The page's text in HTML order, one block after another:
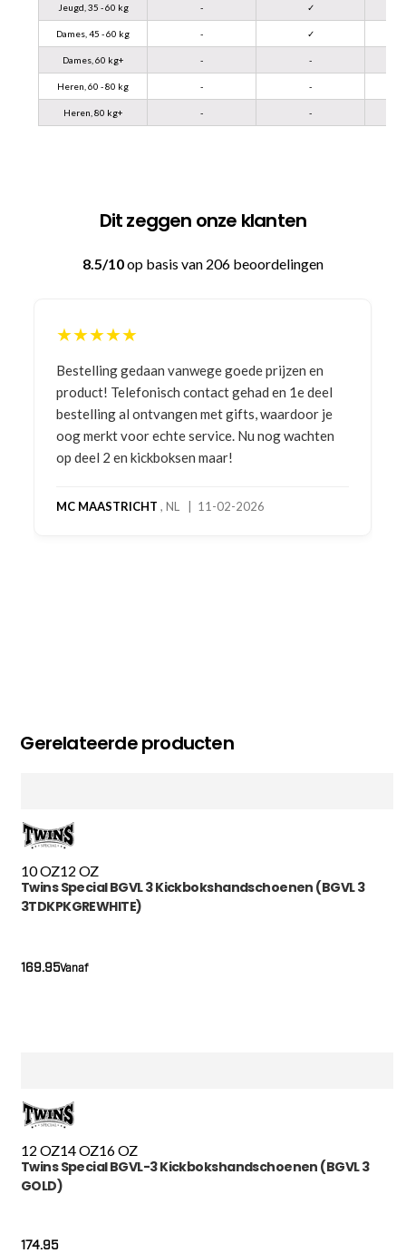
Jeugd, 35 - 60 kg - ✓
Dames, 45 - 60 kg - ✓
Dames, 60 kg+ - -
Heren, 60 - 80 kg - -
Heren, 80 kg+ - -
Dit zeggen onze klanten
8.5/10op basis van 206 beoordelingen
★★★★★
Bestelling gedaan vanwege goede prijzen en
product! Telefonisch contact gehad en 1e deel
bestelling al ontvangen met gifts, waardoor je
oog merkt voor echte service. Nu nog wachten
op deel 2 en kickboksen maar!
MC MAASTRICHT , NL | 11-02-2026
Gerelateerde producten
10 OZ12 OZ
Twins Special BGVL 3 Kickbokshandschoenen (BGVL 3
3TDKPKGREWHITE)
Vanaf
169.95
12 OZ14 OZ16 OZ
Twins Special BGVL-3 Kickbokshandschoenen (BGVL 3
GOLD)
174.95